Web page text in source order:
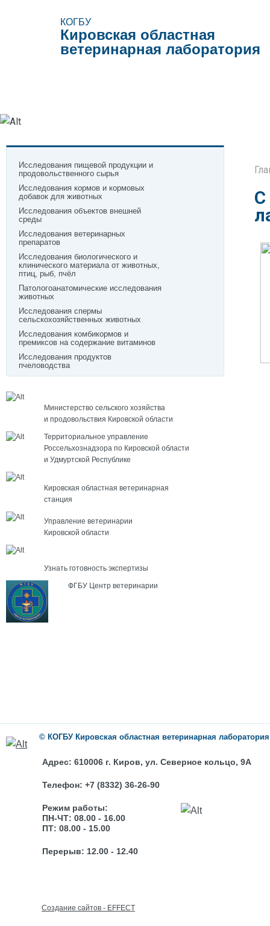
КОГБУ
Кировская областная
ветеринарная лаборатория
Исследования пищевой продукции и
продовольственного сырья
Исследования кормов и кормовых
добавок для животных
Исследования объектов внешней
среды
Исследования ветеринарных
препаратов
Исследования биологического и
клинического материала от животных,
птиц, рыб, пчёл
Патологоанатомические исследования
животных
Исследования спермы
сельскохозяйственных животных
Исследования комбикормов и
премиксов на содержание витаминов
Исследования продуктов
пчеловодства
Министерство сельского хозяйства
и продовольствия Кировской области
Территориальное управление
Россельхознадзора по Кировской области
и Удмуртской Республике
Кировская областная ветеринарная
станция
Управление ветеринарии
Кировской области
Узнать готовность экспертизы
ФГБУ Центр ветеринарии
С
© КОГБУ Кировская областная ветеринарная лаборатория
Адрес: 610006 г. Киров, ул. Северное кольцо, 9А
Телефон: +7 (8332) 36-26-90
Режим работы:
ПН-ЧТ: 08.00 - 16.00
ПТ: 08.00 - 15.00
Перерыв: 12.00 - 12.40
Cоздание сайтов - EFFECT